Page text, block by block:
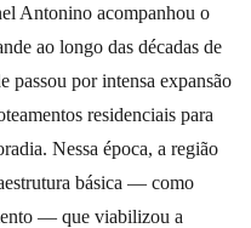
Antonino acompanhou o
ao longo das décadas de
passou por intensa expansão
residenciais para
Nessa época, a região
básica — como
— que viabilizou a